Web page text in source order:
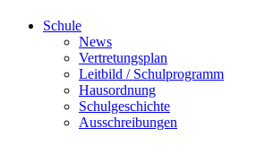
Schule
News
Vertretungsplan
Leitbild / Schulprogramm
Hausordnung
Schulgeschichte
Ausschreibungen